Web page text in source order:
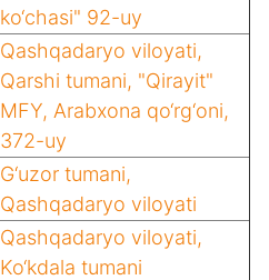
ko‘chasi" 92-uy
Qashqadaryo viloyati,
Qarshi tumani, "Qirayit"
MFY, Arabxona qo‘rg‘oni,
372-uy
G‘uzor tumani,
Qashqadaryo viloyati
Qashqadaryo viloyati,
Ko‘kdala tumani